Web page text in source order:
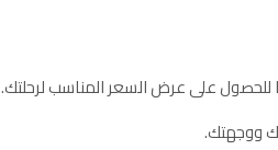
على عرض السعر المناسب لرحلتك.
ووجهتك.